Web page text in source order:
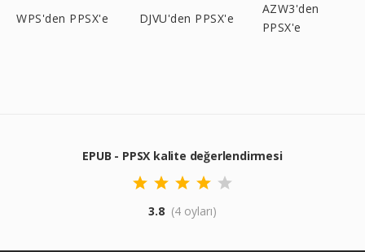
WPS'den PPSX'e DJVU'den PPSX'e
AZW3'den
PPSX'e
EPUB - PPSX kalite değerlendirmesi
3.8 (4 oyları)